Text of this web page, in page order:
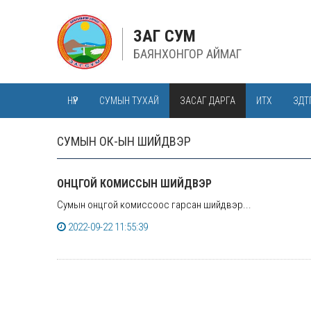
ЗАГ СУМ
БАЯНХОНГОР АЙМАГ
НҮҮР СУМЫН ТУХАЙ ЗАСАГ ДАРГА ИТХ
СУМЫН ОК-ЫН ШИЙДВЭР
ОНЦГОЙ КОМИССЫН ШИЙДВЭР
Сумын онцгой комиссоос гарсан шийдвэр...
2022-09-22 11:55:39